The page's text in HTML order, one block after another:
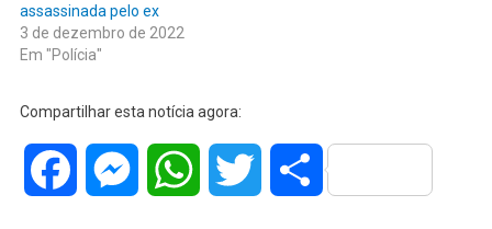
assassinada pelo ex
3 de dezembro de 2022
Em "Polícia"
Compartilhar esta notícia agora:
Facebook MessengerWhatsAppTwitter Share